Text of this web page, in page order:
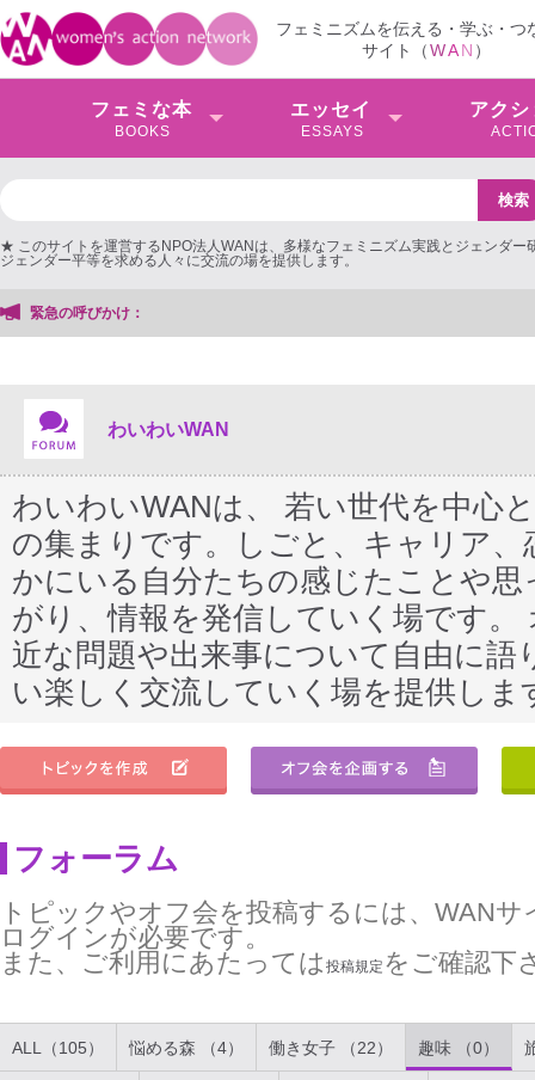
フェミニズムを伝える・学ぶ・つ
サイト（WAN ）
フェミな本
BOOKS
エッセイ
ESSAYS
アクシ
★ このサイトを運営するNPO法人WANは、多様なフェミニズム実践とジェンダー
ジェンダー平等を求める人々に交流の場を提供します。
緊急の呼びかけ：
わいわいWAN
わいわいWANは、 若い世代を中心
の集まりです。しごと、キャリア
かにいる自分たちの感じたことや
がり、情報を発信していく場です
近な問題や出来事について自由に
い楽しく交流していく場を提供しま
フォーラム
トピックやオフ会を投稿するには、WAN
ログインが必要です。
また、ご利用にあたっては 投稿規定 をご確認下
ALL（105） 悩める森 （4） 働き女子 （22） 趣味 （0）